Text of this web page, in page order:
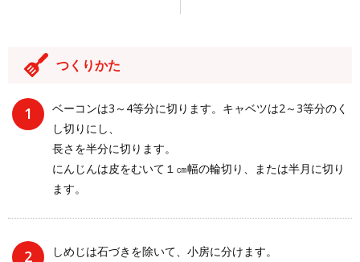
つくりかた
ベーコンは3～4等分に切ります。キャベツは2～3等分のく
し切りにし、
長さを半分に切ります。
にんじんは皮をむいて１㎝幅の輪切り、または半月に切り
ます。
しめじは石づきを除いて、小房に分けます。